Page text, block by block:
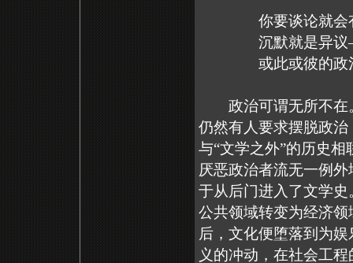
你要谈论就会有
沉默就是异
或此或彼的政治
政治可谓无所不在
仍然有人要求摆脱政
与“文学之外”的历史
厌恶政治者流无一例
于从后门进入了文学
公共领域转变为经济
后，文化便堕落到为
义的冲动，在社会工